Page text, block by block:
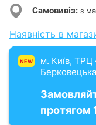
Самовивіз: з
Наявність в
NEW
м. Київ, ТРЦ
протягом